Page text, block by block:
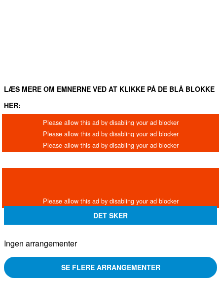
LÆS MERE OM EMNERNE VED AT KLIKKE PÅ DE BLÅ BLOKKE
HER:
DET SKER
Ingen arrangementer
SE FLERE ARRANGEMENTER